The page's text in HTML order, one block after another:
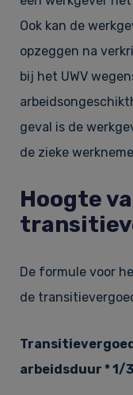
Ook kan de
opzeggen na
bij het UWV
geval is de
de zieke
Hoogte
De formule voor
de
arbeidsduur * 1/